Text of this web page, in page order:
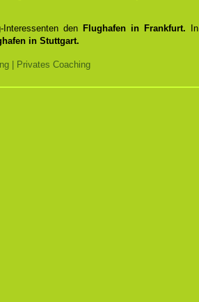
Interessenten den Flughafen in Frankfurt.
In
in Stuttgart.
| Privates Coaching